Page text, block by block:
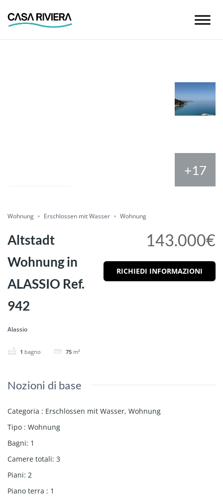
+17
Wohnung Erschlossen mit Wasser Wohnung
Altstadt
Wohnung in
ALASSIO Ref.
942
Alassio
1 bagno 75 m²
143.000€
RICHIEDI INFORMAZIONI
Nozioni di base
Categoria : Erschlossen mit Wasser, Wohnung
Tipo : Wohnung
Bagni: 1
Camere totali: 3
Piani: 2
Piano terra : 1